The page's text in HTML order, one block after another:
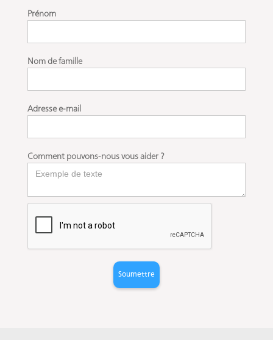
Prénom
Nom de famille
Adresse e-mail
Comment pouvons-nous vous aider ?